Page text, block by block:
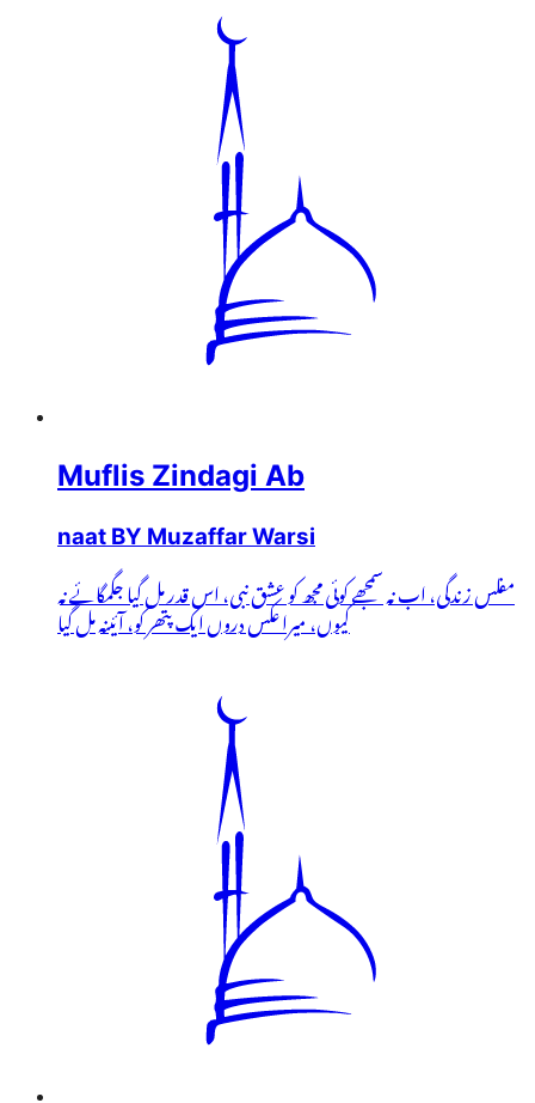
Muflis Zindagi Ab
naat BY Muzaffar Warsi
مفلس زندگی، اب نہ سمجھے کوئی مجھ کو عشق نبی، اس قدر مل گیا جگمگائے نہ
کیوں، میرا عکس دروں ایک پتھر کو، آئینہ مل گیا